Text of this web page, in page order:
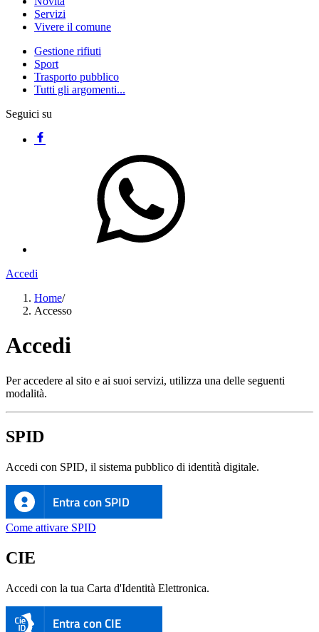
Servizi
Vivere il comune
Gestione rifiuti
Sport
Trasporto pubblico
Tutti gli argomenti...
Seguici su
Accedi
Home/
Accesso
Accedi
Per accedere al sito e ai suoi servizi, utilizza una delle seguenti
modalità.
SPID
Accedi con SPID, il sistema pubblico di identità digitale.
Entra con SPID
Come attivare SPID
CIE
Accedi con la tua Carta d'Identità Elettronica.
Entra con CIE